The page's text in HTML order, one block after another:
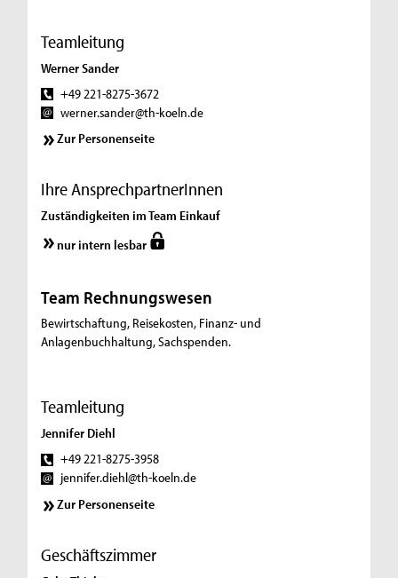
Teamleitung
Werner Sander
+49 221-8275-3672
werner.sander@th-koeln.de
Zur Personenseite
Ihre AnsprechpartnerInnen
Zuständigkeiten im Team Einkauf
nur intern lesbar
Team Rechnungswesen
Bewirtschaftung, Reisekosten, Finanz- und
Anlagenbuchhaltung, Sachspenden.
Teamleitung
Jennifer Diehl
+49 221-8275-3958
jennifer.diehl@th-koeln.de
Zur Personenseite
Geschäftszimmer